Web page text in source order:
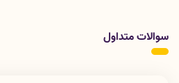
سوالات متداول